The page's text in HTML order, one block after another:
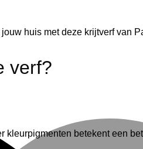
huis met deze krijtverf van
verf?
betekent een